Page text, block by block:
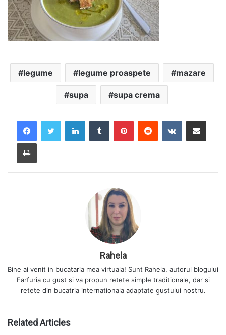
legume legume proaspete mazare
supa supa crema
Rahela
Bine ai venit in bucataria mea virtuala! Sunt Rahela, autorul blogului
Farfuria cu gust si va propun retete simple traditionale, dar si
retete din bucatria internationala adaptate gustului nostru.
Related Articles